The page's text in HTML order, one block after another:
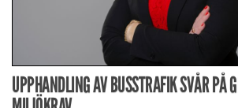
UPPHANDLING AV BUSSTRAFIK SVÅR PÅ